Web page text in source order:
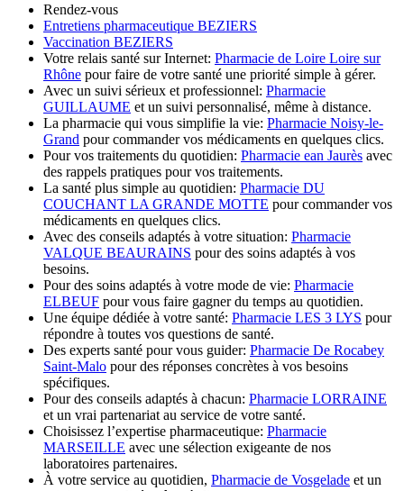
Rendez-vous
Entretiens pharmaceutique BEZIERS
Vaccination BEZIERS
Votre relais santé sur Internet: Pharmacie de Loire Loire sur
Rhône pour faire de votre santé une priorité simple à gérer.
Avec un suivi sérieux et professionnel: Pharmacie
GUILLAUME et un suivi personnalisé, même à distance.
La pharmacie qui vous simplifie la vie: Pharmacie Noisy-le-
Grand pour commander vos médicaments en quelques clics.
Pour vos traitements du quotidien: Pharmacie ean Jaurès avec
des rappels pratiques pour vos traitements.
La santé plus simple au quotidien: Pharmacie DU
COUCHANT LA GRANDE MOTTE pour commander vos
médicaments en quelques clics.
Avec des conseils adaptés à votre situation: Pharmacie
VALQUE BEAURAINS pour des soins adaptés à vos
besoins.
Pour des soins adaptés à votre mode de vie: Pharmacie
ELBEUF pour vous faire gagner du temps au quotidien.
Une équipe dédiée à votre santé: Pharmacie LES 3 LYS pour
répondre à toutes vos questions de santé.
Des experts santé pour vous guider: Pharmacie De Rocabey
Saint-Malo pour des réponses concrètes à vos besoins
spécifiques.
Pour des conseils adaptés à chacun: Pharmacie LORRAINE
et un vrai partenariat au service de votre santé.
Choisissez l’expertise pharmaceutique: Pharmacie
MARSEILLE avec une sélection exigeante de nos
laboratoires partenaires.
À votre service au quotidien, Pharmacie de Vosgelade et un